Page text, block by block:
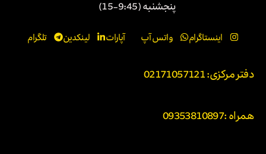
پنجشنبه (9:45-15)
اینستاگرام واتس آپ آپارات لینکدین تلگرام
دفتر مرکزی: 02171057121
همراه :09353810897